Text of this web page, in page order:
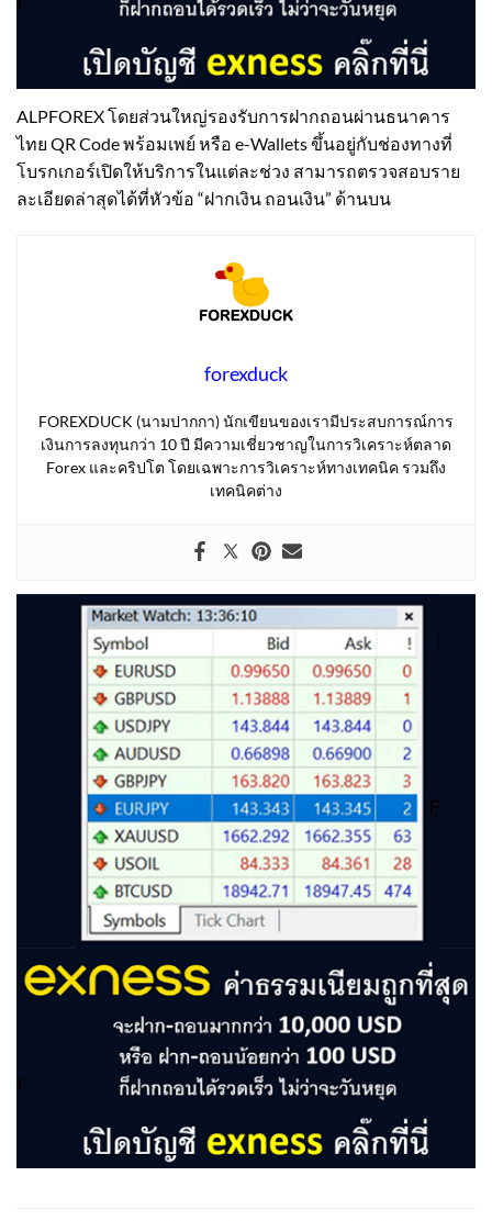
ALPFOREX โดยส่วนใหญ่รองรับการฝากถอนผ่านธนาคาร
ไทย QR Code พร้อมเพย์ หรือ e-Wallets ขึ้นอยู่กับช่องทางที่
โบรกเกอร์เปิดให้บริการในแต่ละช่วง สามารถตรวจสอบราย
ละเอียดล่าสุดได้ที่หัวข้อ “ฝากเงิน ถอนเงิน” ด้านบน
forexduck
FOREXDUCK (นามปากกา) นักเขียนของเรามีประสบการณ์การ
เงินการลงทุนกว่า 10 ปี มีความเชี่ยวชาญในการวิเคราะห์ตลาด
Forex และคริปโต โดยเฉพาะการวิเคราะห์ทางเทคนิค รวมถึง
เทคนิคต่าง